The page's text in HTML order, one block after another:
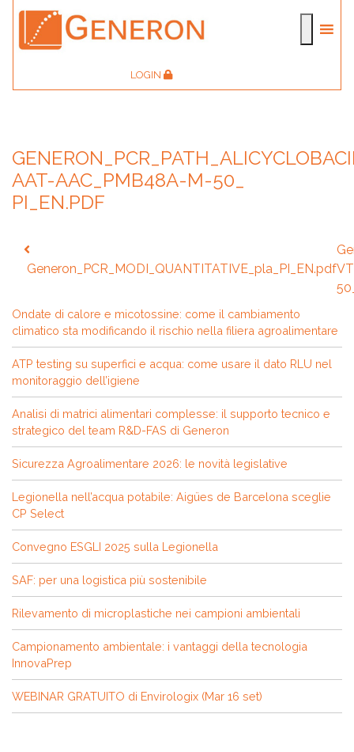
LOGIN
AAT-AAC_PMB48A-M-50_
PI_EN.PDF
Navigazione
articoli
Generon_PCR_MODI_QUANTITATIVE_pla_PI_EN.pdf
Ondate di calore e micotossine: come il cambiamento
climatico sta modificando il rischio nella filiera agroalimentare
ATP testing su superfici e acqua: come usare il dato RLU nel
monitoraggio dell’igiene
Analisi di matrici alimentari complesse: il supporto tecnico e
strategico del team R&D-FAS di Generon
Sicurezza Agroalimentare 2026: le novità legislative
Legionella nell’acqua potabile: Aigües de Barcelona sceglie
CP Select
Convegno ESGLI 2025 sulla Legionella
SAF: per una logistica più sostenibile
Rilevamento di microplastiche nei campioni ambientali
Campionamento ambientale: i vantaggi della tecnologia
InnovaPrep
WEBINAR GRATUITO di Envirologix (Mar 16 set)